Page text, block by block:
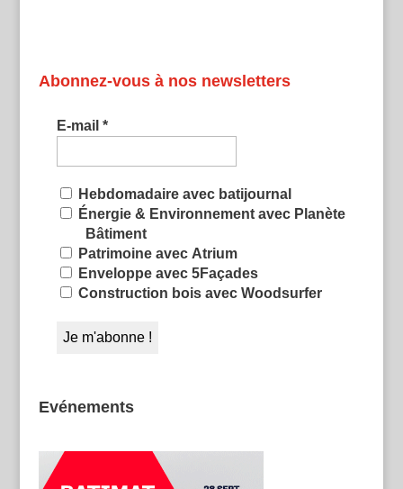
Abonnez-vous à nos newsletters
E-mail *
Hebdomadaire avec batijournal
Énergie & Environnement avec Planète
Bâtiment
Patrimoine avec Atrium
Enveloppe avec 5Façades
Construction bois avec Woodsurfer
Evénements